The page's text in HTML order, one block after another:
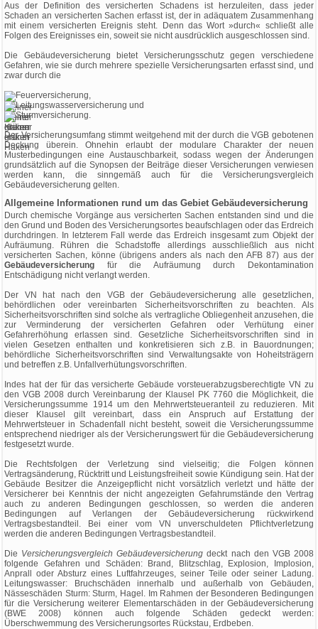
Aus der Definition des versicherten Schadens ist herzuleiten, dass jeder
Schaden an versicherten Sachen erfasst ist, der in adäquatem Zusammenhang
mit einem versicherten Ereignis steht. Denn das Wort »durch« schließt alle
Folgen des Ereignisses ein, soweit sie nicht ausdrücklich ausgeschlossen sind.
Die Gebäudeversicherung bietet Versicherungsschutz gegen verschiedene
Gefahren, wie sie durch mehrere spezielle Versicherungsarten erfasst sind, und
zwar durch die
Feuerversicherung,
Leitungswasserversicherung und
Sturmversicherung.
Der Versicherungsumfang stimmt weitgehend mit der durch die VGB gebotenen
Deckung überein. Ohnehin erlaubt der modulare Charakter der neuen
Musterbedingungen eine Austauschbarkeit, sodass wegen der Änderungen
grundsätzlich auf die Synopsen der Beiträge dieser Versicherungen verwiesen
werden kann, die sinngemäß auch für die Versicherungsvergleich
Gebäudeversicherung gelten.
Allgemeine Informationen rund um das Gebiet Gebäudeversicherung
Durch chemische Vorgänge aus versicherten Sachen entstanden sind und die
den Grund und Boden des Versicherungsortes beaufschlagen oder das Erdreich
durchdringen. In letzterem Fall werde das Erdreich insgesamt zum Objekt der
Aufräumung. Rühren die Schadstoffe allerdings ausschließlich aus nicht
versicherten Sachen, könne (übrigens anders als nach den AFB 87) aus der
Gebäudeversicherung für die Aufräumung durch Dekontamination
Entschädigung nicht verlangt werden.
Der VN hat nach den VGB der Gebäudeversicherung alle gesetzlichen,
behördlichen oder vereinbarten Sicherheitsvorschriften zu beachten. Als
Sicherheitsvorschriften sind solche als vertragliche Obliegenheit anzusehen, die
zur Verminderung der versicherten Gefahren oder Verhütung einer
Gefahrerhöhung erlassen sind. Gesetzliche Sicherheitsvorschriften sind in
vielen Gesetzen enthalten und konkretisieren sich z.B. in Bauordnungen;
behördliche Sicherheitsvorschriften sind Verwaltungsakte von Hoheitsträgern
und betreffen z.B. Unfallverhütungsvorschriften.
Indes hat der für das versicherte Gebäude vorsteuerabzugsberechtigte VN zu
den VGB 2008 durch Vereinbarung der Klausel PK 7760 die Möglichkeit, die
Versicherungssumme 1914 um den Mehrwertsteueranteil zu reduzieren. Mit
dieser Klausel gilt vereinbart, dass ein Anspruch auf Erstattung der
Mehrwertsteuer in Schadenfall nicht besteht, soweit die Versicherungssumme
entsprechend niedriger als der Versicherungswert für die Gebäudeversicherung
festgesetzt wurde.
Die Rechtsfolgen der Verletzung sind vielseitig; die Folgen können
Vertragsänderung, Rücktritt und Leistungsfreiheit sowie Kündigung sein. Hat der
Gebäude Besitzer die Anzeigepflicht nicht vorsätzlich verletzt und hätte der
Versicherer bei Kenntnis der nicht angezeigten Gefahrumstände den Vertrag
auch zu anderen Bedingungen geschlossen, so werden die anderen
Bedingungen auf Verlangen der Gebäudeversicherung rückwirkend
Vertragsbestandteil. Bei einer vom VN unverschuldeten Pflichtverletzung
werden die anderen Bedingungen Vertragsbestandteil.
Die Versicherungsvergleich Gebäudeversicherung deckt nach den VGB 2008
folgende Gefahren und Schäden: Brand, Blitzschlag, Explosion, Implosion,
Anprall oder Absturz eines Luftfahrzeuges, seiner Teile oder seiner Ladung.
Leitungswasser: Bruchschäden innerhalb und außerhalb von Gebäuden,
Nässeschäden Sturm: Sturm, Hagel. Im Rahmen der Besonderen Bedingungen
für die Versicherung weiterer Elementarschäden in der Gebäudeversicherung
(BWE 2008) können auch folgende Schäden gedeckt werden:
Überschwemmung des Versicherungsortes Rückstau, Erdbeben.